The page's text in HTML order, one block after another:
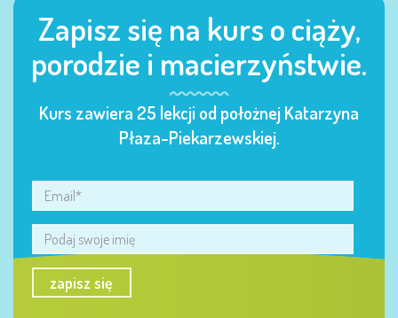
Zapisz się na kurs o ciąży,
porodzie i macierzyństwie.
Kurs zawiera 25 lekcji od położnej Katarzyna
Płaza-Piekarzewskiej.
zapisz się